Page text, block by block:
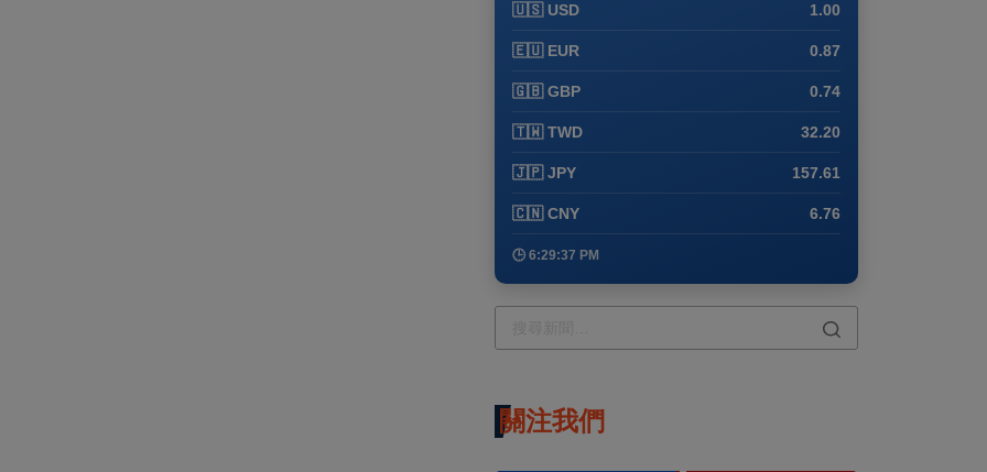
🇺🇸 USD 1.00
🇪🇺 EUR 0.87
🇬🇧 GBP 0.74
🇹🇼 TWD 32.20
🇯🇵 JPY 157.61
🇨🇳 CNY 6.76
🕒 6:29:37 PM
關注我們